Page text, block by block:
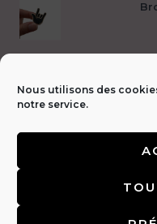
Nous utilisons des
notre service.
CGV &